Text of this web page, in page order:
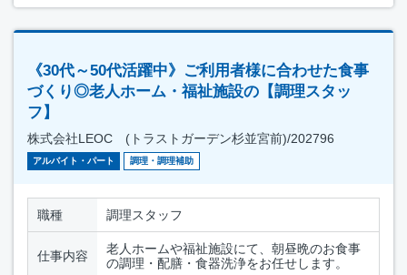
《30代～50代活躍中》ご利用者様に合わせた食事
づくり◎老人ホーム・福祉施設の【調理スタッ
フ】
株式会社LEOC (トラストガーデン杉並宮前)/202796
アルバイト・パート 調理・調理補助
職種 調理スタッフ
仕事内容
老人ホームや福祉施設にて、朝昼晩のお食事
の調理・配膳・食器洗浄をお任せします。